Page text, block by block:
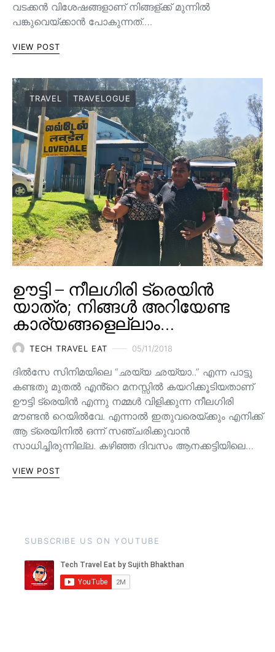
വടക്കൻ വിശേഷങ്ങളാണ് നിങ്ങള്ക്ക് മുന്നിൽ
പങ്കുവെയ്ക്കാൻ പോകുന്നത്.…
VIEW POST
TRAVEL TRAVELOGUE
ഊട്ടി – നീലഗിരി ട്രെയിൻ
യാത്ര; നിങ്ങൾ അറിയേണ്ട
കാര്യങ്ങളെല്ലാം…
TECH TRAVEL EAT 05/11/2018
ദിൽസേ സിനിമയിലെ “ഛയ്യ ഛയ്യാ..” എന്ന പാട്ടു
കണ്ടതു മുതൽ എൻ്റെ മനസ്സിൽ കയറിക്കൂടിയതാണ്
ഊട്ടി ട്രെയിൻ എന്നു നമ്മൾ വിളിക്കുന്ന നീലഗിരി
മൗണ്ടൻ റെയിൽവേ. എന്നാൽ ഇതുവരെയ്ക്കും എനിക്ക്
ആ ട്രെയിനിൽ ഒന്ന് സഞ്ചരിക്കുവാൻ
സാധിച്ചിരുന്നില്ല. കഴിഞ്ഞ ദിവസം ആനക്കട്ടിയിലെ…
VIEW POST
SUBSCRIBE US ON YOUTUBE